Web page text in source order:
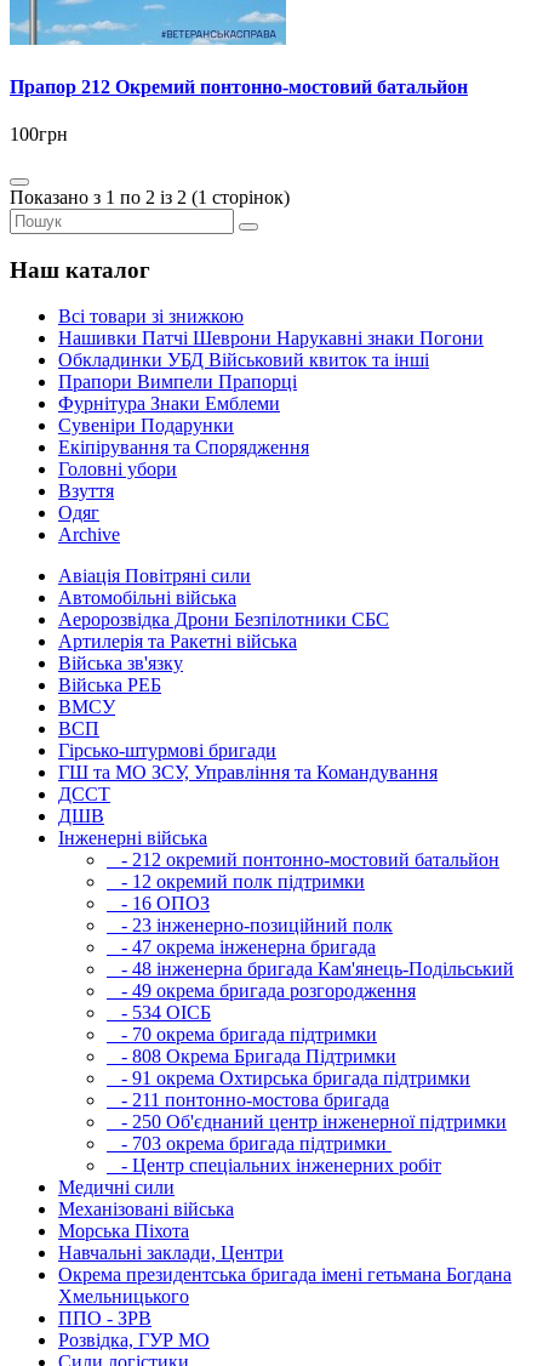
Прапор 212 Окремий понтонно-мостовий батальйон
100грн
Показано з 1 по 2 із 2 (1 сторінок)
Наш каталог
Всі товари зі знижкою
Нашивки Патчі Шеврони Нарукавні знаки Погони
Обкладинки УБД Військовий квиток та інші
Прапори Вимпели Прапорці
Фурнітура Знаки Емблеми
Сувеніри Подарунки
Екіпірування та Спорядження
Головні убори
Взуття
Одяг
Archive
Авіація Повітряні сили
Автомобільні війська
Аеророзвідка Дрони Безпілотники СБС
Артилерія та Ракетні війська
Війська зв'язку
Війська РЕБ
ВМСУ
ВСП
Гірсько-штурмові бригади
ГШ та МО ЗСУ, Управління та Командування
ДССТ
ДШВ
Інженерні війська
- 212 окремий понтонно-мостовий батальйон
- 12 окремий полк підтримки
- 16 ОПОЗ
- 23 інженерно-позиційний полк
- 47 окрема інженерна бригада
- 48 інженерна бригада Кам'янець-Подільський
- 49 окрема бригада розгородження
- 534 ОІСБ
- 70 окрема бригада підтримки
- 808 Окрема Бригада Підтримки
- 91 окрема Охтирська бригада підтримки
- 211 понтонно-мостова бригада
- 250 Об'єднаний центр інженерної підтримки
- 703 окрема бригада підтримки
- Центр спеціальних інженерних робіт
Медичні сили
Механізовані війська
Морська Піхота
Навчальні заклади, Центри
Окрема президентська бригада імені гетьмана Богдана
Хмельницького
ППО - ЗРВ
Розвідка, ГУР МО